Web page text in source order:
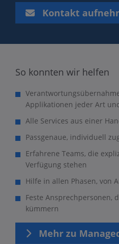
Kontakt
So konnten wir helfen
Applikationen jeder Art
Alle Services aus einer
Passgenaue, individuell
Erfahrene Teams, die
Verfügung stehen
Hilfe in allen Phasen, von
Feste Ansprechpersonen,
kümmern
Mehr zu